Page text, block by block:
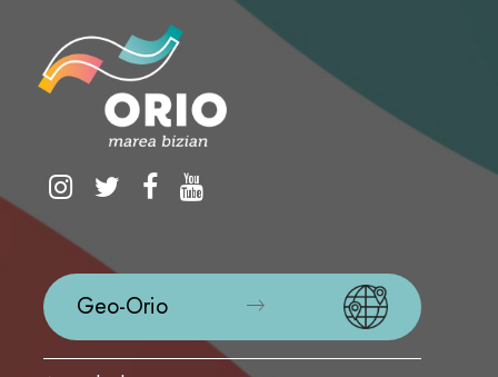
Geo-Orio